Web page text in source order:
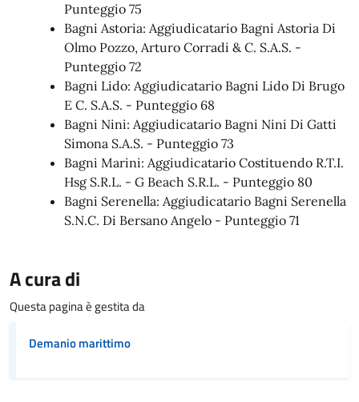
Punteggio 75
Bagni Astoria: Aggiudicatario Bagni Astoria Di
Olmo Pozzo, Arturo Corradi & C. S.A.S. -
Punteggio 72
Bagni Lido: Aggiudicatario Bagni Lido Di Brugo
E C. S.A.S. - Punteggio 68
Bagni Nini: Aggiudicatario Bagni Nini Di Gatti
Simona S.A.S. - Punteggio 73
Bagni Marini: Aggiudicatario Costituendo R.T.I.
Hsg S.R.L. - G Beach S.R.L. - Punteggio 80
Bagni Serenella: Aggiudicatario Bagni Serenella
S.N.C. Di Bersano Angelo - Punteggio 71
A cura di
Questa pagina è gestita da
Demanio marittimo